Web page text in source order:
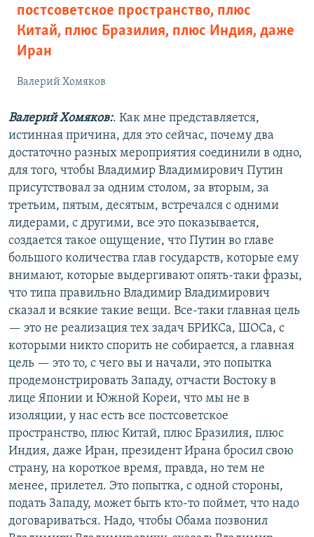
постсоветское пространство, плюс
Китай, плюс Бразилия, плюс Индия, даже
Иран
Валерий Хомяков
Валерий Хомяков:. Как мне представляется,
истинная причина, для это сейчас, почему два
достаточно разных мероприятия соединили в одно,
для того, чтобы Владимир Владимирович Путин
присутствовал за одним столом, за вторым, за
третьим, пятым, десятым, встречался с одними
лидерами, с другими, все это показывается,
создается такое ощущение, что Путин во главе
большого количества глав государств, которые ему
внимают, которые выдергивают опять-таки фразы,
что типа правильно Владимир Владимирович
сказал и всякие такие вещи. Все-таки главная цель
— это не реализация тех задач БРИКСа, ШОСа, с
которыми никто спорить не собирается, а главная
цель — это то, с чего вы и начали, это попытка
продемонстрировать Западу, отчасти Востоку в
лице Японии и Южной Кореи, что мы не в
изоляции, у нас есть все постсоветское
пространство, плюс Китай, плюс Бразилия, плюс
Индия, даже Иран, президент Ирана бросил свою
страну, на короткое время, правда, но тем не
менее, прилетел. Это попытка, с одной стороны,
подать Западу, может быть кто-то поймет, что надо
договариваться. Надо, чтобы Обама позвонил